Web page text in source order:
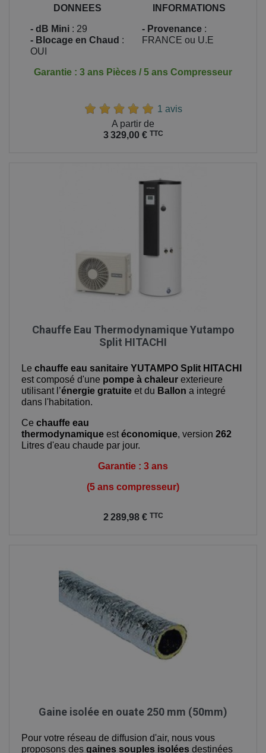
DONNEES
- dB Mini : 29
- Blocage en Chaud :
OUI
INFORMATIONS
- Provenance :
FRANCE ou U.E
Garantie : 3 ans Pièces / 5 ans Compresseur
1 avis
A partir de
3 329,00 € TTC
Chauffe Eau Thermodynamique Yutampo
Split HITACHI
Le chauffe eau sanitaire YUTAMPO Split HITACHI
est composé d'une pompe à chaleur exterieure
utilisant l’énergie gratuite et du Ballon a integré
dans l'habitation.
Ce chauffe eau
thermodynamique estéconomique, version 262
Litres d'eau chaude par jour.
Garantie : 3 ans
(5 ans compresseur)
2 289,98 € TTC
Gaine isolée en ouate 250 mm (50mm)
Pour votre réseau de diffusion d'air, nous vous
proposons des gaines souples isolées destinées